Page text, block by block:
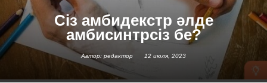
Сіз амбидекстр әлде
амбисинтрсіз бе?
Автор: редактор 12 июля, 2023